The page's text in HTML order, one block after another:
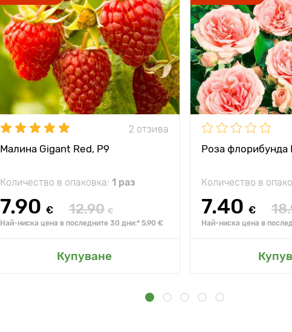
2 отзива
Малина Gigant Red, Р9
Количество в опаковка: 1 раз
7.90 € 12.90 €
Най-ниска цена в последните 30 дни:* 5.90 €
Купуване
Роза флорибунда
Количество в
7.40 €
Най-ниска цена в